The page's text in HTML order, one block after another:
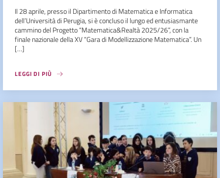
Il 28 aprile, presso il Dipartimento di Matematica e Informatica
dell’Università di Perugia, si è concluso il lungo ed entusiasmante
cammino del Progetto “Matematica&Realtà 2025/26”, con la
finale nazionale della XV “Gara di Modellizzazione Matematica”. Un
[…]
LEGGI DI PIÙ